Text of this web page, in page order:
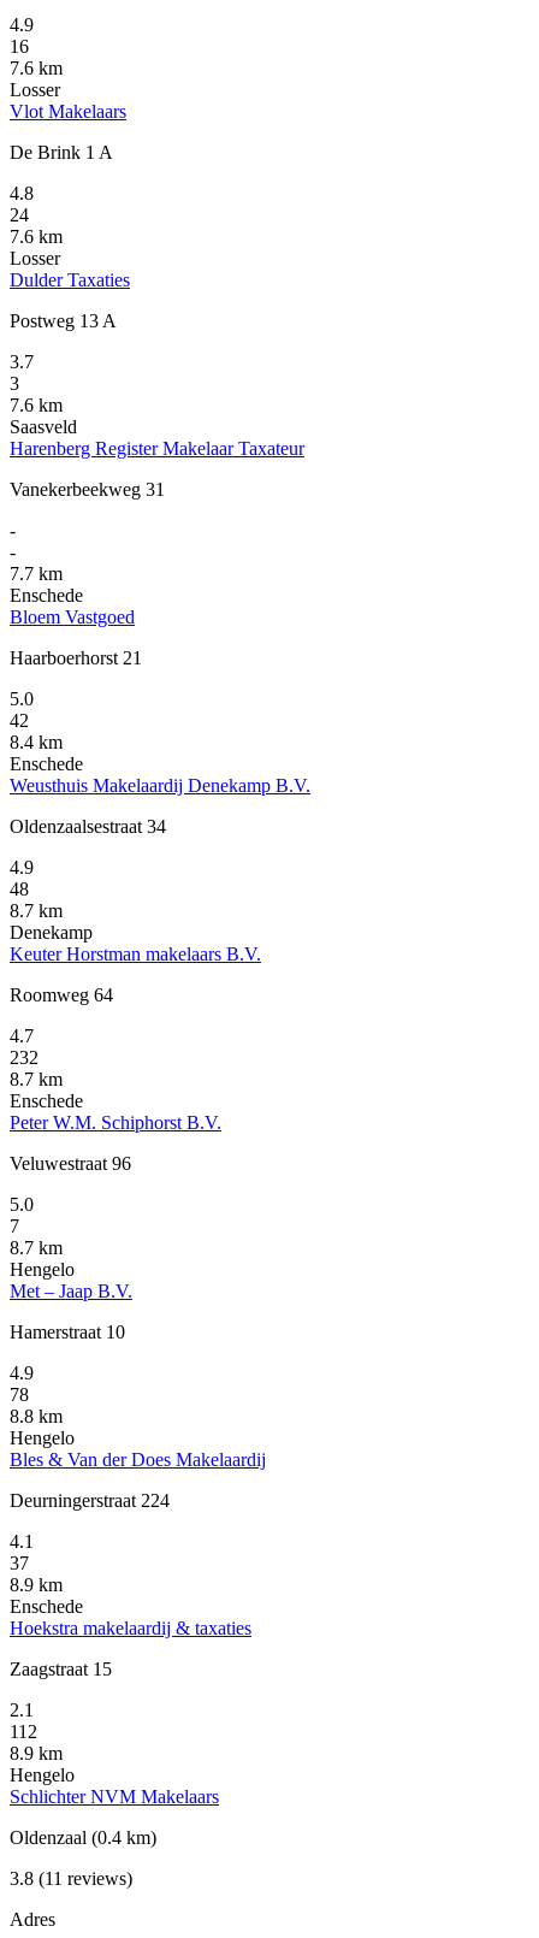
4.9
16
7.6 km
Losser
Vlot Makelaars
De Brink 1 A
4.8
24
7.6 km
Losser
Dulder Taxaties
Postweg 13 A
3.7
3
7.6 km
Saasveld
Harenberg Register Makelaar Taxateur
Vanekerbeekweg 31
-
-
7.7 km
Enschede
Bloem Vastgoed
Haarboerhorst 21
5.0
42
8.4 km
Enschede
Weusthuis Makelaardij Denekamp B.V.
Oldenzaalsestraat 34
4.9
48
8.7 km
Denekamp
Keuter Horstman makelaars B.V.
Roomweg 64
4.7
232
8.7 km
Enschede
Peter W.M. Schiphorst B.V.
Veluwestraat 96
5.0
7
8.7 km
Hengelo
Met – Jaap B.V.
Hamerstraat 10
4.9
78
8.8 km
Hengelo
Bles & Van der Does Makelaardij
Deurningerstraat 224
4.1
37
8.9 km
Enschede
Hoekstra makelaardij & taxaties
Zaagstraat 15
2.1
112
8.9 km
Hengelo
Schlichter NVM Makelaars
Oldenzaal (0.4 km)
3.8 (11 reviews)
Adres